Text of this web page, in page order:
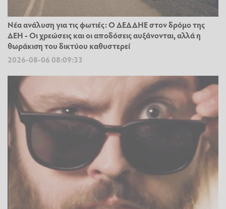
Νέα ανάλυση για τις φωτιές: Ο ΔΕΔΔΗΕ στον δρόμο της
ΔΕΗ - Οι χρεώσεις και οι αποδόσεις αυξάνονται, αλλά η
θωράκιση του δικτύου καθυστερεί
2026-08-06 08:09:33